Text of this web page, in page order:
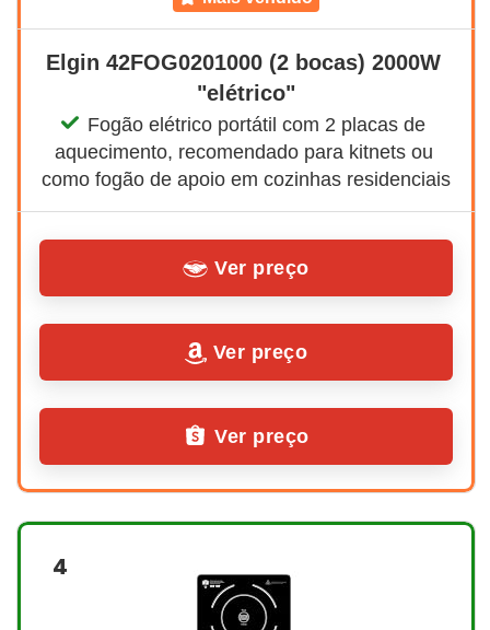
Elgin 42FOG0201000 (2 bocas) 2000W
"elétrico"
Fogão elétrico portátil com 2 placas de
aquecimento, recomendado para kitnets ou
como fogão de apoio em cozinhas residenciais
Ver preço
Ver preço
Ver preço
4